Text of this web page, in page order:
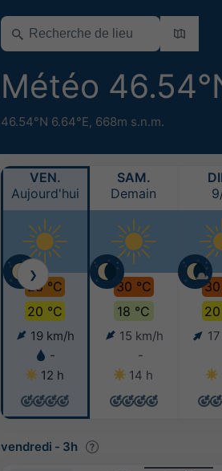
Météo
46.54°N 6.64°E, 668m s.n.m.
VEN.
Aujourd'hui
28 °C
20 °C
19 km/h
-
12 h
SAM.
Demain
30 °C
18 °C
15 km/h
-
14 h
30
20
❯
vendredi - 3h